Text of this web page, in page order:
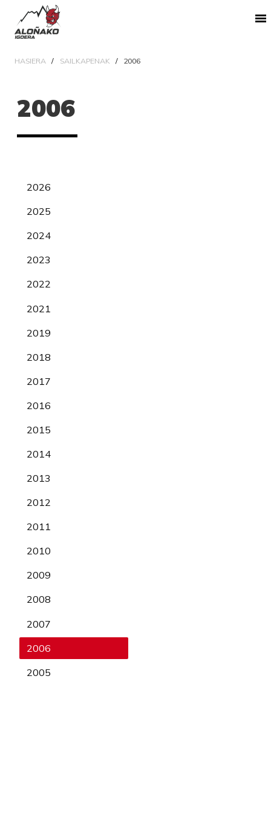
HASIERA SAILKAPENAK 2006
2006
2026
2025
2024
2023
2022
2021
2019
2018
2017
2016
2015
2014
2013
2012
2011
2010
2009
2008
2007
2006
2005